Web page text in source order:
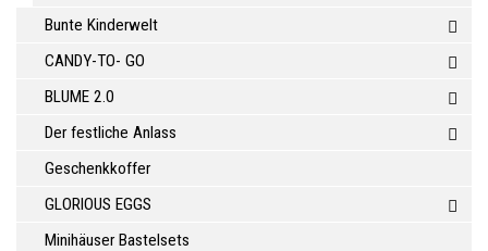
Bunte Kinderwelt
CANDY-TO- GO
BLUME 2.0
Der festliche Anlass
Geschenkkoffer
GLORIOUS EGGS
Minihäuser Bastelsets